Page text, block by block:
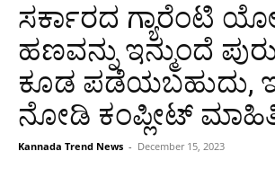
ಸರ್ಕಾರದ ಗ್ಯಾರೆಂಟಿ
ಹಣವನ್ನು ಇನ್ಮುಂದೆ
ಕೂಡ ಪಡೆಯಬಹುದು,
ನೋಡಿ ಕಂಪ್ಲೀಟ್
Kannada Trend News - December 15, 2023